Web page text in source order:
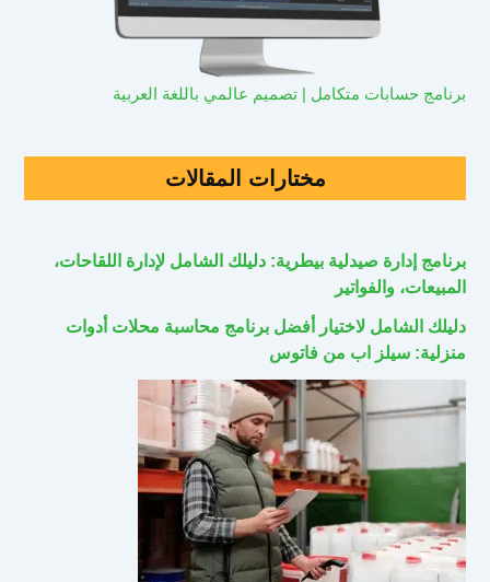
برنامج حسابات متكامل | تصميم عالمي باللغة العربية
مختارات المقالات
برنامج إدارة صيدلية بيطرية: دليلك الشامل لإدارة اللقاحات،
المبيعات، والفواتير
دليلك الشامل لاختيار أفضل برنامج محاسبة محلات أدوات
منزلية: سيلز اب من فاتوس